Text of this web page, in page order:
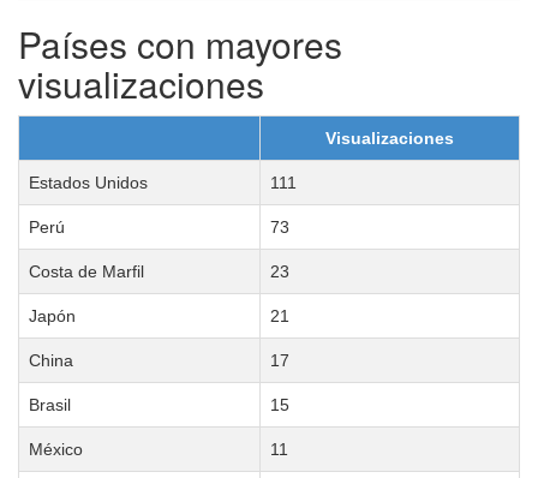
Países con mayores
visualizaciones
Visualizaciones
Estados Unidos 111
Perú 73
Costa de Marfil 23
Japón 21
China 17
Brasil 15
México 11